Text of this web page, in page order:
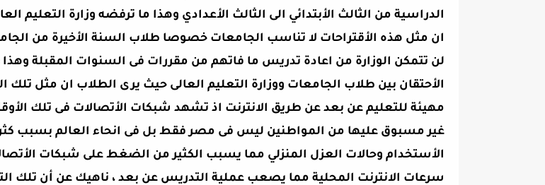
الدراسية من الثالث الأبتدائي الى الثالث الأعدادي وهذا ما ترفضه وزارة التعليم
ان مثل هذه الأقتراحات لا تناسب الجامعات خصوصا طلاب السنة الأخيرة من
لن تتمكن الوزارة من اعادة تدريس ما فاتهم من مقررات فى السنوات المقبلة
الأحتقان بين طلاب الجامعات ووزارة التعليم العالى حيث يرى الطلاب ان مثل تلك
مهيئة للتعليم عن بعد عن طريق الانترنت اذ تشهد شبكات الأتصالات فى تلك
غير مسبوق عليها من المواطنين ليس فى مصر فقط بل فى انحاء العالم بسبب
الأستخدام وحالات العزل المنزلي مما يسبب الكثير من الضغط على شبكات
سرعات الانترنت المحلية مما يصعب عملية التدريس عن بعد ، ناهيك عن أن تلك